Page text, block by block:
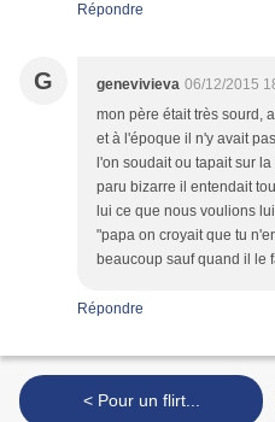
Répondre
G genevivieva 06/12/2015
mon père était très sourd,
et à l'époque il n'y avait
l'on soudait ou tapait sur
paru bizarre il entendait
lui ce que nous voulions
"papa on croyait que tu
beaucoup sauf quand il le
Répondre
< Pour un flirt...